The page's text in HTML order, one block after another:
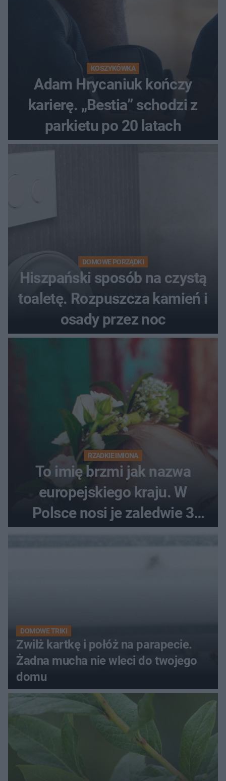
KOSZYKÓWKA
Adam Hrycaniuk kończy
karierę. „Bestia” schodzi z
parkietu po 20 latach
DOMOWE PORZĄDKI
Hiszpański sposób na czystą
toaletę. Rozpuszcza kamień i
osady przez noc
RZADKIE IMIONA
To imię brzmi jak nazwa
europejskiego kraju. W
Polsce nosi je zaledwie 3
kobiety
DOMOWE TRIKI
Zwilż kartkę i połóż na parapecie.
Żadna mucha nie wleci do twojego
domu